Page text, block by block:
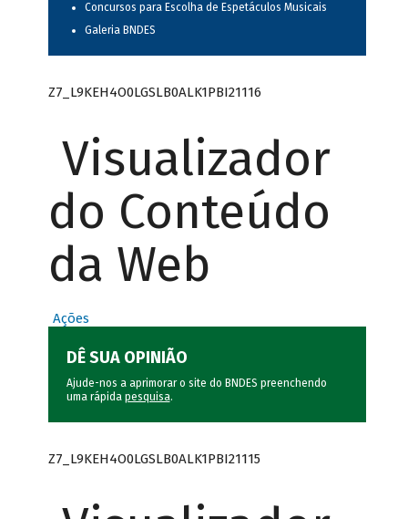
Concursos para Escolha de Espetáculos Musicais
Galeria BNDES
Z7_L9KEH4O0LGSLB0ALK1PBI21116
Visualizador
do Conteúdo
da Web
Ações
DÊ SUA OPINIÃO
Ajude-nos a aprimorar o site do BNDES preenchendo
uma rápida pesquisa.
Z7_L9KEH4O0LGSLB0ALK1PBI21115